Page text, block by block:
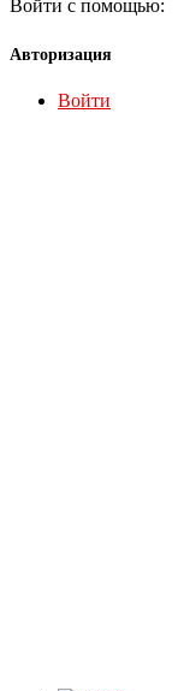
Войти с помощью:
Авторизация
Войти